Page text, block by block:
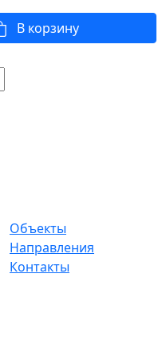
В корзину
Объекты
Направления
Контакты